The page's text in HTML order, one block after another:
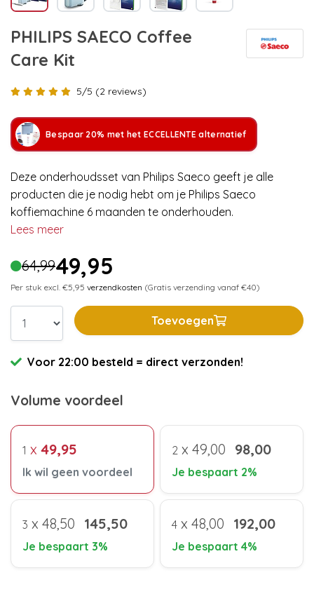
PHILIPS SAECO Coffee
Care Kit
5/5 (2 reviews)
Bespaar 20% met het ECCELLENTE alternatief
Deze onderhoudsset van Philips Saeco geeft je alle
producten die je nodig hebt om je Philips Saeco
koffiemachine 6 maanden te onderhouden.
Lees meer
64,9949,95
Per stuk excl. €5,95 verzendkosten (Gratis verzending vanaf €40)
Toevoegen
Voor 22:00 besteld = direct verzonden!
Volume voordeel
1 x 49,95
Ik wil geen voordeel
2 x 49,00 98,00
Je bespaart 2%
3 x 48,50 145,50
Je bespaart 3%
4 x 48,00 192,00
Je bespaart 4%